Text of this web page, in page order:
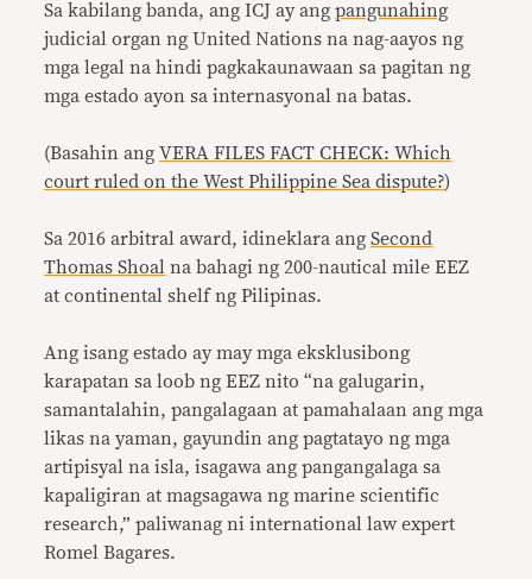
Sa kabilang banda, ang ICJ ay angpangunahing
judicial organ ng United Nations na nag-aayos ng
mga legal na hindi pagkakaunawaan sa pagitan ng
mga estado ayon sa internasyonal na batas.
(Basahin angVERA FILES FACT CHECK: Which
court ruled on the West Philippine Sea dispute?)
Sa 2016 arbitral award, idineklara angSecond
Thomas Shoal na bahagi ng 200-nautical mile EEZ
at continental shelf ng Pilipinas.
Ang isang estado ay may mga eksklusibong
karapatan sa loob ng EEZ nito “na galugarin,
samantalahin, pangalagaan at pamahalaan ang mga
likas na yaman, gayundin ang pagtatayo ng mga
artipisyal na isla, isagawa ang pangangalaga sa
kapaligiran at magsagawa ng marine scientific
research,” paliwanag ni international law expert
Romel Bagares.